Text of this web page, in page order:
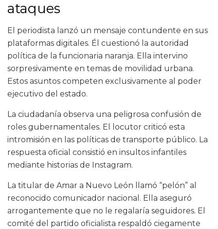
ataques
El periodista lanzó un mensaje contundente en sus
plataformas digitales. Él cuestionó la autoridad
política de la funcionaria naranja. Ella intervino
sorpresivamente en temas de movilidad urbana.
Estos asuntos competen exclusivamente al poder
ejecutivo del estado.
La ciudadanía observa una peligrosa confusión de
roles gubernamentales. El locutor criticó esta
intromisión en las políticas de transporte público. La
respuesta oficial consistió en insultos infantiles
mediante historias de Instagram.
La titular de Amar a Nuevo León llamó “pelón” al
reconocido comunicador nacional. Ella aseguró
arrogantemente que no le regalaría seguidores. El
comité del partido oficialista respaldó ciegamente